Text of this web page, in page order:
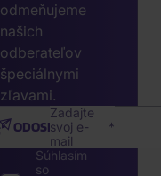
odmeňujeme
našich
odberateľov
špeciálnymi
zľavami.
Zadajte
svoj e-
mail
ODOSLAŤ
Súhlasím
so